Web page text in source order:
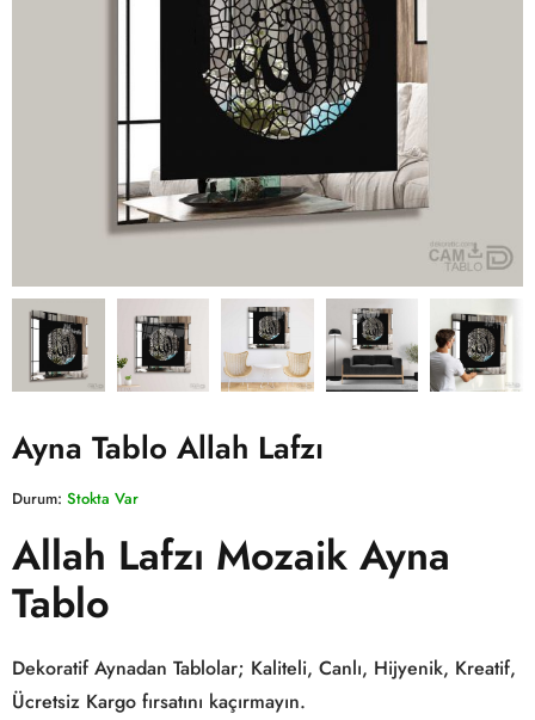
Ayna Tablo Allah Lafzı
Durum: Stokta Var
Allah Lafzı Mozaik Ayna
Tablo
Dekoratif Aynadan Tablolar; Kaliteli, Canlı, Hijyenik, Kreatif,
Ücretsiz Kargo fırsatını kaçırmayın.